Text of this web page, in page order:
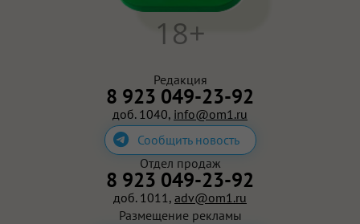
Редакция
8 923 049-23-92
доб. 1040, info@om1.ru
Сообщить новость
18+
Отдел продаж
8 923 049-23-92
доб. 1011, adv@om1.ru
Размещение рекламы